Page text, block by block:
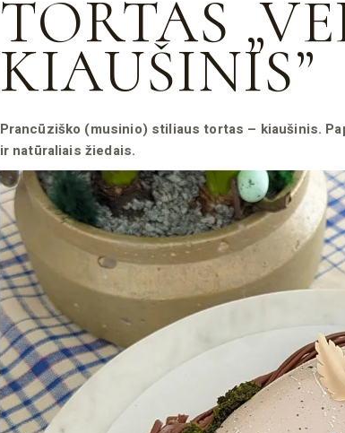
TORTAS
KIAUŠINIS”
Prancūziško (musinio) stiliaus tortas – kiaušinis.
ir natūraliais žiedais.